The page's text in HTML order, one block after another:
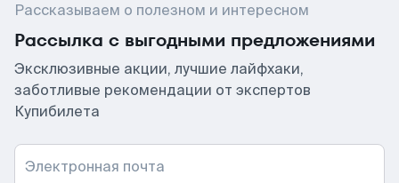
Рассказываем о полезном и интересном
Рассылка с выгодными предложениями
Эксклюзивные акции, лучшие лайфхаки,
заботливые рекомендации от экспертов
Купибилета
Электронная почта